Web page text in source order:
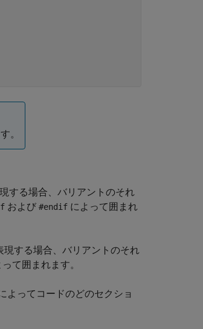
。
する場合、バリアントのそれ
および #endif によって囲まれ
する場合、バリアントのそれ
て囲まれます。
よってコードのどのセクショ